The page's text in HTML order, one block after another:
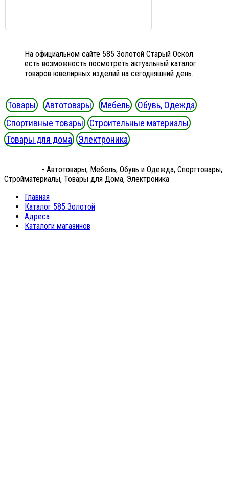
На официальном сайте 585 Золотой Старый Оскол
есть возможность посмотреть актуальный каталог
товаров ювелирных изделий на сегодняшний день.
Товары Автотовары Мебель
Обувь, Одежда
Спортивные товары
Строительные материалы
Товары для дома
Электроника
- Автотовары, Мебель, Обувь и Одежда, Спорттовары,
Стройматериалы, Товары для Дома, Электроника
Главная
Каталог 585 Золотой
Адреса
Каталоги магазинов